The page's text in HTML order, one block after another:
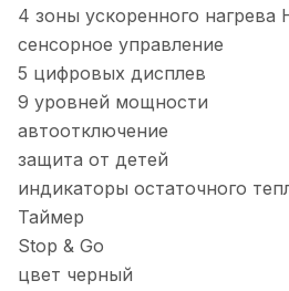
4 зоны ускоренного нагрева
сенсорное управление
5 цифровых дисплев
9 уровней мощности
автоотключение
защита от детей
индикаторы остаточного
Таймер
Stop & Go
цвет черный